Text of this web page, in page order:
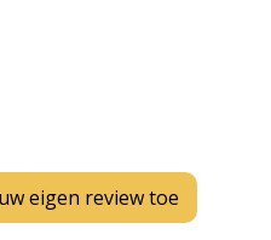
eigen review toe